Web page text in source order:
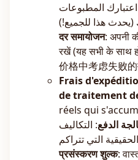
المطبوعات
दर समायोजन: अपनी
रखें (यह सभी के साथ
价格中考虑失败
Frais
de traitement
réels qui
الدفع: التكاليف
प्रसंस्करण शुल्क: